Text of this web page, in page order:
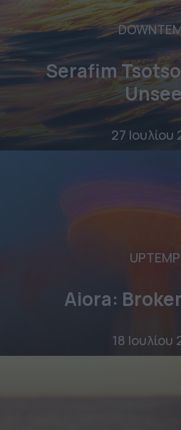
Serafim
27 Ιουλίου
Aiora:
18 Ιουλίου